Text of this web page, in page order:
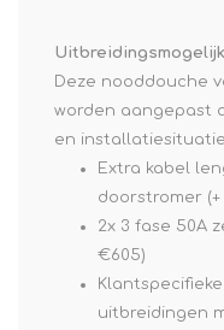
Deze nooddouche
worden aangepast
en
Extra kabel
doorstromer (+
2x 3 fase 50A
€605)
uitbreidingen